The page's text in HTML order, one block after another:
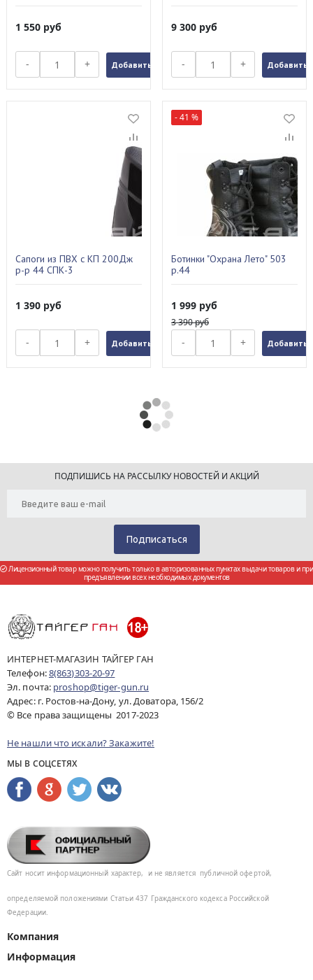
1 550 руб
- + Добавить в заказ
9 300 руб
- + Добавить
Сапоги из ПВХ с КП 200Дж
р-р 44 СПК-3
1 390 руб
- + Добавить в заказ
- 41 %
Ботинки "Охрана Лето" 503
р.44
1 999 руб
3 390руб
- + Добавить
ПОДПИШИСЬ НА РАССЫЛКУ НОВОСТЕЙ И АКЦИЙ
Лицензионный товар можно получить только в авторизованных пунктах выдачи товаров и при
предъявлении всех необходимых документов
ИНТЕРНЕТ-МАГАЗИН ТАЙГЕР ГАН
Телефон:8(863)303-20-97
Эл. почта: proshop@tiger-gun.ru
Адрес: г. Ростов-на-Дону, ул. Доватора, 156/2
© Все права защищены 2017-2023
Не нашли что искали? Закажите!
МЫ В СОЦСЕТЯХ
Сайт носит информационный характер, и не является публичной офертой,
определяемой положениями Статьи 437 Гражданского кодекса Российской
Федерации.
Компания
Информация